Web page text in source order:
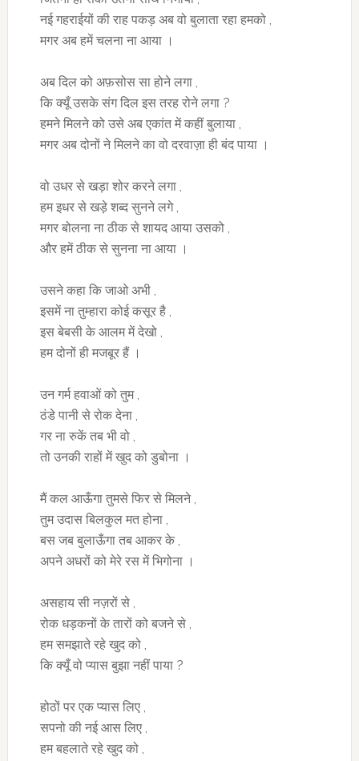
नई गहराईयों की राह पकड़ अब वो बुलाता रहा हमको ,
मगर अब हमें चलना ना आया ।
अब दिल को अफ़सोस सा होने लगा ,
कि क्यूँ उसके संग दिल इस तरह रोने लगा ?
हमने मिलने को उसे अब एकांत में कहीं बुलाया ,
मगर अब दोनों ने मिलने का वो दरवाज़ा ही बंद पाया ।
वो उधर से खड़ा शोर करने लगा ,
हम इधर से खड़े शब्द सुनने लगे ,
मगर बोलना ना ठीक से शायद आया उसको ,
और हमें ठीक से सुनना ना आया ।
उसने कहा कि जाओ अभी ,
इसमें ना तुम्हारा कोई कसूर है ,
इस बेबसी के आलम में देखो ,
हम दोनों ही मजबूर हैं ।
उन गर्म हवाओं को तुम ,
ठंडे पानी से रोक देना ,
गर ना रुकें तब भी वो ,
तो उनकी राहों में खुद को डुबोना ।
मैं कल आऊँगा तुमसे फिर से मिलने ,
तुम उदास बिलकुल मत होना ,
बस जब बुलाऊँगा तब आकर के ,
अपने अधरों को मेरे रस में भिगोना ।
असहाय सी नज़रों से ,
रोक धड़कनों के तारों को बजने से ,
हम समझाते रहे खुद को ,
कि क्यूँ वो प्यास बुझा नहीं पाया ?
होठों पर एक प्यास लिए ,
सपनो की नई आस लिए ,
हम बहलाते रहे खुद को ,